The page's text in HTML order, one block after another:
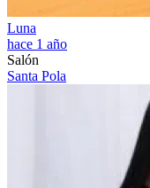
Luna
hace 1 año
Salón
Santa Pola